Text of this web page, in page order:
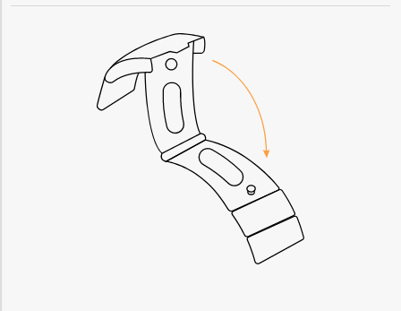
Use profiles to select personalised content
Measure advertising performance
Measure content performance
Understand audiences through statistics or
combinations of data from different sources